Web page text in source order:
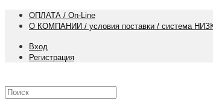
ОПЛАТА / On-Line
О КОМПАНИИ / условия поставки / система
Вход
Регистрация